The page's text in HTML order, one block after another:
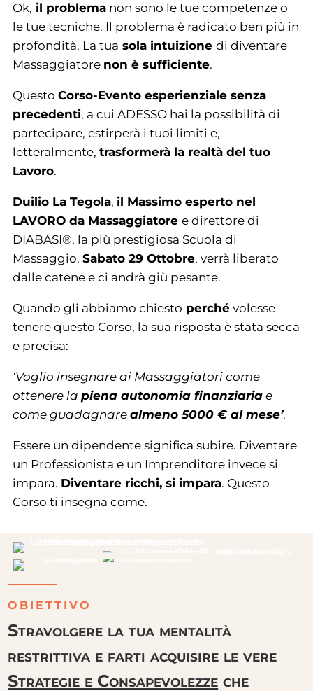
Ok, il problemanon sono le tue competenze o
le tue tecniche. Il problema è radicato ben più in
profondità. La tua sola intuizione di diventare
Massaggiatore non è sufficiente.
Questo Corso-Evento esperienziale senza
precedenti, a cui ADESSO hai la possibilità di
partecipare, estirperà i tuoi limiti e,
letteralmente, trasformerà la realtà del tuo
Lavoro.
Duilio La Tegola, il Massimo esperto nel
LAVORO da Massaggiatore e direttore di
DIABASI®, la più prestigiosa Scuola di
Massaggio, Sabato 29 Ottobre, verrà liberato
dalle catene e ci andrà giù pesante.
Quando gli abbiamo chiesto perchévolesse
tenere questo Corso, la sua risposta è stata secca
e precisa:
‘Voglio insegnare ai Massaggiatori come
ottenere la piena autonomia finanziariae
come guadagnare almeno 5000 € al mese’.
Essere un dipendente significa subire. Diventare
un Professionista e un Imprenditore invece si
impara. Diventare ricchi, si impara. Questo
Corso ti insegna come.
OBIETTIVO
Stravolgere la tua mentalità
restrittiva e farti acquisire le vere
Strategie e Consapevolezze che